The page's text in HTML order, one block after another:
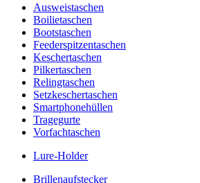
Ausweistaschen
Boilietaschen
Bootstaschen
Feederspitzentaschen
Keschertaschen
Pilkertaschen
Relingtaschen
Setzkeschertaschen
Smartphonehüllen
Tragegurte
Vorfachtaschen
Lure-Holder
Brillenaufstecker